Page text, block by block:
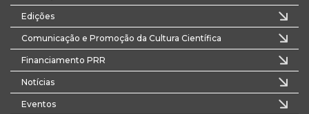
Edições
Comunicação e Promoção da Cultura Científica
Financiamento PRR
Notícias
Eventos